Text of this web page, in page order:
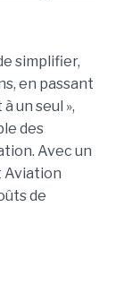
simplifier,
en passant
un seul »,
des
Avec un
Aviation
de